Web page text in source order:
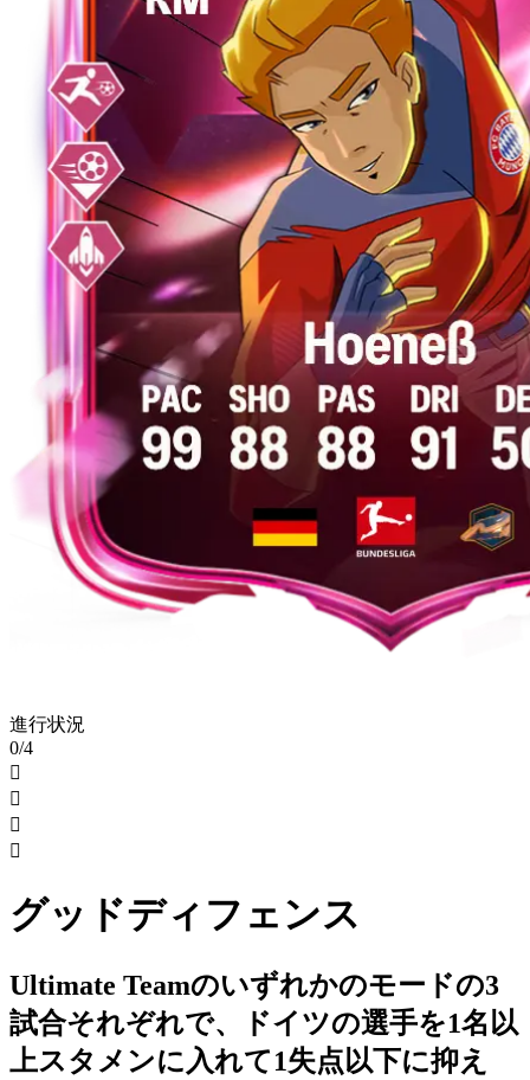
進行状況
0/4




グッドディフェンス
Ultimate Teamのいずれかのモードの3
試合それぞれで、ドイツの選手を1名以
上スタメンに入れて1失点以下に抑え